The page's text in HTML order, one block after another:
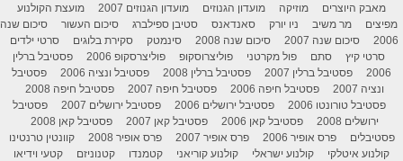
מאבק היוצרים
מוזיקה מועדון הגנוזים מועדון הגנוזים 2007
מועצת הקולנוע
מפיצים
מר משיב ניו יורק סאנדאנס סטיבן ספילברג סיכום העשור
סיכום שנה
2006
סיכום שנה 2007 סיכום שנה 2008 סינמטק סקירת בלוגים
סרטי ילדים
סרטי קיץ
סתם פול מקרטני פוליצרוסקופ פוליצרסקופ 2006
פסטיבל ברלין
2006
פסטיבל ברלין 2007 פסטיבל ברלין 2008 פסטיבל ונציה 2006
פסטיבל
ונציה 2007
פסטיבל חיפה 2006 פסטיבל חיפה 2007
פסטיבל חיפה 2008
פסטיבל טורונטו 2006
פסטיבל ירושלים 2006 פסטיבל ירושלים 2007
פסטיבל
ירושלים 2008
פסטיבל קאן 2006 פסטיבל קאן 2007
פסטיבל קאן 2008
פסטיבלים
פרס אופיר 2006 פרס אופיר 2007 פרס אופיר 2008
קוונטין טרנטינו
קולנוע איטלקי
קולנוע ישראלי קולנוע קוריאני קטמנדו קטנוניזם קטעי וידיאו